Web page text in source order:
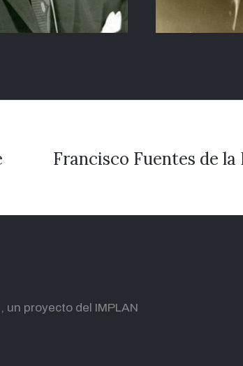
Francisco Fuentes de la
un proyecto del IMPLAN